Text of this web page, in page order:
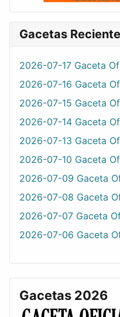
Gacetas
2026-07-17 Gaceta
2026-07-16 Gaceta
2026-07-15 Gaceta
2026-07-14 Gaceta
2026-07-13 Gaceta
2026-07-10 Gaceta
2026-07-09 Gaceta
2026-07-08 Gaceta
2026-07-07 Gaceta
2026-07-06 Gaceta
Gacetas 2026